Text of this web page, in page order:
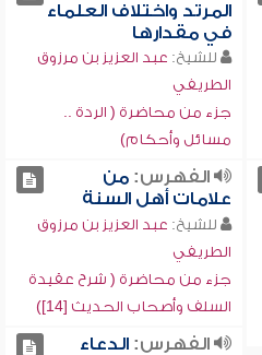
المرتد واختلاف العلماء
في مقدارها
للشيخ: عبد العزيز بن مرزوق
الطريفي
جزء من محاضرة ( الردة ..
مسائل وأحكام)
الفهرس:من
علامات أهل السنة
للشيخ: عبد العزيز بن مرزوق
الطريفي
جزء من محاضرة ( شرح عقيدة
السلف وأصحاب الحديث [14])
الفهرس:الدعاء